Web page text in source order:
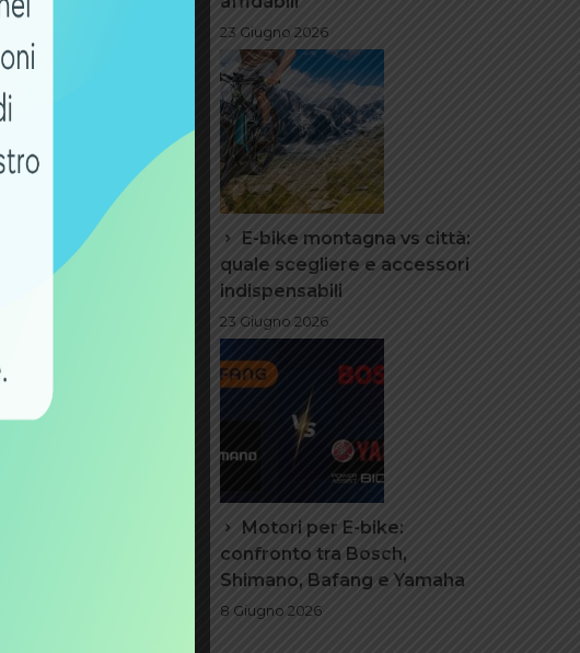
acquista una
che da una
e devono
i freni a disco,
23 Giugno 2026
E-bike montagna vs città:
quale scegliere e accessori
indispensabili
23 Giugno 2026
Motori per E-bike:
confronto tra Bosch,
Shimano, Bafang e Yamaha
8 Giugno 2026